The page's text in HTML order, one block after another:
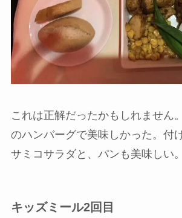
これは正解だったかもしれません
のハンバーグで美味しかった。付
サミコサラダと、パンも美味しい。
キッズミール2回目